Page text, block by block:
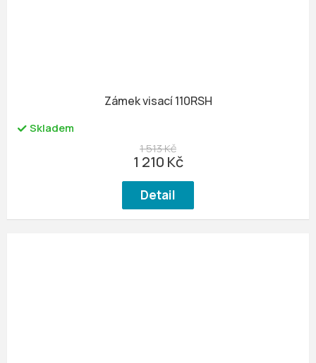
Zámek visací 110RSH
Skladem
1 513 Kč
1 210 Kč
Detail